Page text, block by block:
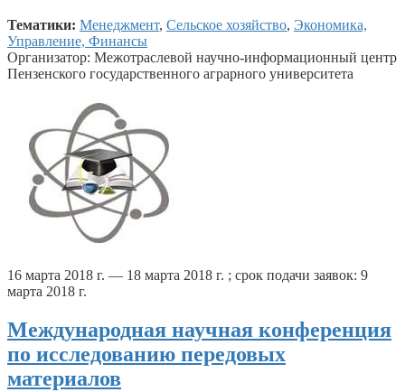
Тематики: Менеджмент, Сельское хозяйство, Экономика,
Управление, Финансы
Организатор: Межотраслевой научно-информационный центр
Пензенского государственного аграрного университета
16 марта 2018 г. — 18 марта 2018 г. ; срок подачи заявок: 9
марта 2018 г.
Международная научная конференция
по исследованию передовых
материалов